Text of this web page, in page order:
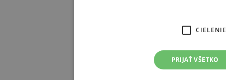
CIELENIE
PRIJAŤ VŠETKO